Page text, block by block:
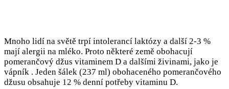
Mnoho lidí na světě trpí intolerancí laktózy a další 2-3 %
mají alergii na mléko. Proto některé země obohacují
pomerančový džus vitaminem D a dalšími živinami, jako je
vápník . Jeden šálek (237 ml) obohaceného pomerančového
džusu obsahuje 12 % denní potřeby vitaminu D.